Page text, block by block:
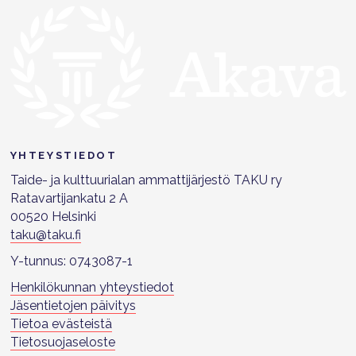
YHTEYSTIEDOT
Taide- ja kulttuurialan ammattijärjestö TAKU ry
Ratavartijankatu 2 A
00520 Helsinki
taku@taku.fi
Y-tunnus: 0743087-1
Henkilökunnan yhteystiedot
Jäsentietojen päivitys
Tietoa evästeistä
Tietosuojaseloste